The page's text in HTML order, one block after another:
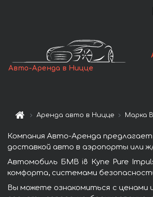
Авто-Аренда в Ницце
Аренда авто в Ницце Марка
Компания Авто-Аренда
доставкой авто в аэропорты или
Автомобиль БМВ i8 Купе Pure
комфорта, системами
Вы можете ознакомиться с ценами